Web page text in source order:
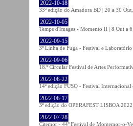
2022-10-18
33ª edição do Amadora BD | 20 a 30
2022-10-05
Temps d'Images - Momento II | 8 Out a
2022-09-15
3º Linha de Fuga - Festival e
2022-09-06
18.º Circular Festival de Artes
2022-08-22
14ª edição FUSO - Festival
2022-08-17
3ª edição do OPERAFEST LISBOA
2022-07-28
Citemor - 44º Festival de Montemor-o-